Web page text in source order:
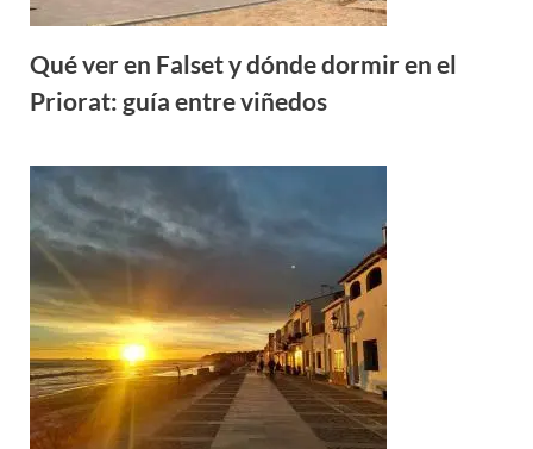
Qué ver en Falset y dónde dormir en el
Priorat: guía entre viñedos